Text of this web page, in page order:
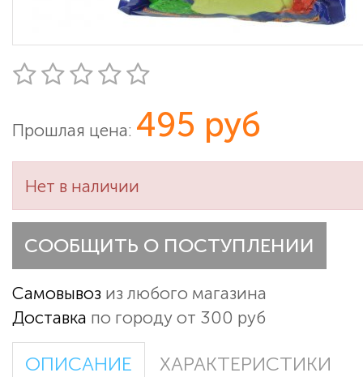
Прошлая цена: 495 руб
Нет в наличии
СООБЩИТЬ О ПОСТУПЛЕНИИ
Самовывоз из любого магазина
Доставка по городу от 300 руб
ОПИСАНИЕ ХАРАКТЕРИСТИКИ